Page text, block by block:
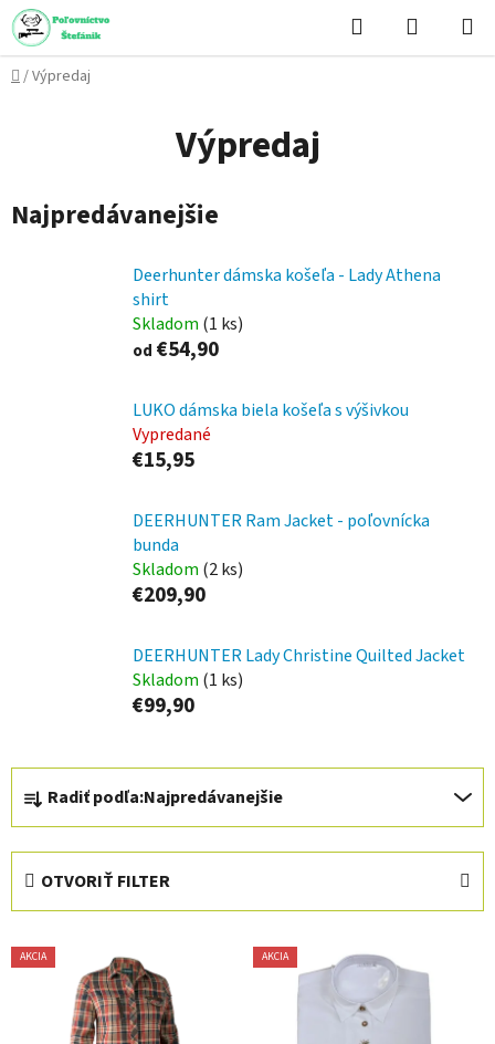
Prejsť
na
obsah
Hľadať
KOŠÍK
Domov
/Výpredaj
Výpredaj
Najpredávanejšie
Deerhunter dámska košeľa - Lady Athena
shirt
Skladom (1 ks)
od €54,90
LUKO dámska biela košeľa s výšivkou
Vypredané
€15,95
DEERHUNTER Ram Jacket - poľovnícka
bunda
Skladom (2 ks)
€209,90
DEERHUNTER Lady Christine Quilted Jacket
Skladom (1 ks)
€99,90
R
d
i
e
Radiť podľa:Najpredávanejšie
OTVORIŤ FILTER
V
ý
AKCIA AKCIA